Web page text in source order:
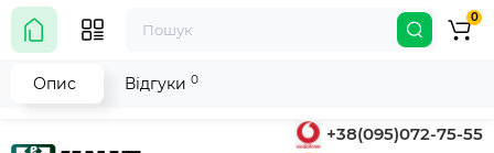
+38(095)072-75-55
0
Опис Відгуки 0